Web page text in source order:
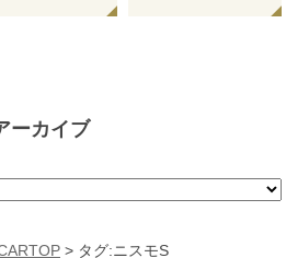
ーカイブ
> タグ:ニスモS